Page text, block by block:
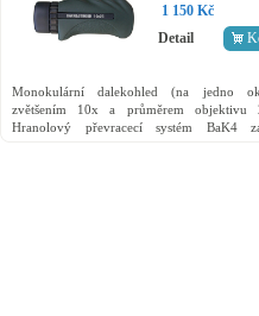
1 150 Kč
Detail
Monokulární dalekohled (na jedno
zvětšením 10x a průměrem objektivu
Hranolový převracecí systém BaK4